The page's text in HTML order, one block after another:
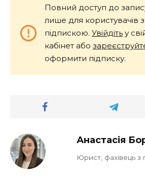
Повний доступ до
лише для користувачів
підпискою. Увійдіть у
кабінет або
оформити підписку.
Анастасія
Юрист, фахівець з